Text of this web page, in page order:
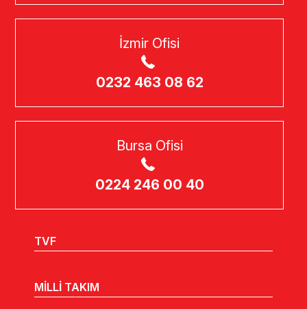
İzmir Ofisi
0232 463 08 62
Bursa Ofisi
0224 246 00 40
TVF
MİLLİ TAKIM